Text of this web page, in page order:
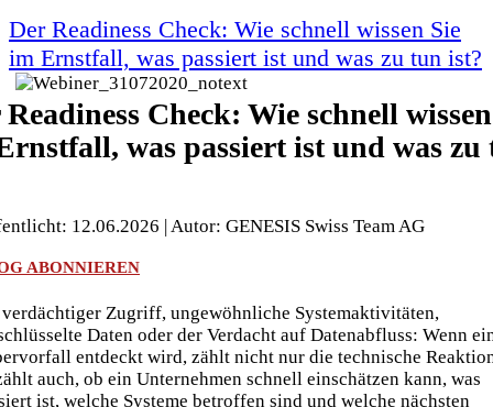
Der Readiness Check: Wie schnell wissen Sie
im Ernstfall, was passiert ist und was zu tun ist?
Check: Wie schnell
was passiert ist und was zu
12.06.2026 | Autor: GENESIS Swiss Team AG
ABONNIEREN
Zugriff, ungewöhnliche Systemaktivitäten,
Daten oder der Verdacht auf Datenabfluss: Wenn
entdeckt wird, zählt nicht nur die technische
auch, ob ein Unternehmen schnell einschätzen kann, was
ist, welche Systeme betroffen sind und welche nächsten